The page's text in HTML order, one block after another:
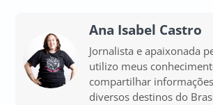
Ana Isabel Castro
Jornalista e apaixonada
utilizo meus
compartilhar
diversos destinos do